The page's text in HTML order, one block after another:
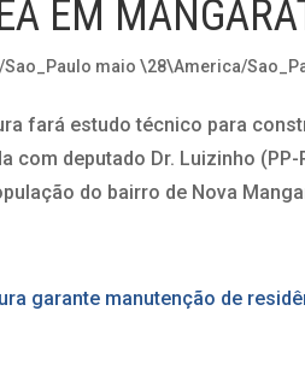
EM
maio \28\America/
fará estudo técnico para
com deputado Dr. Luizinho
do bairro de Nova